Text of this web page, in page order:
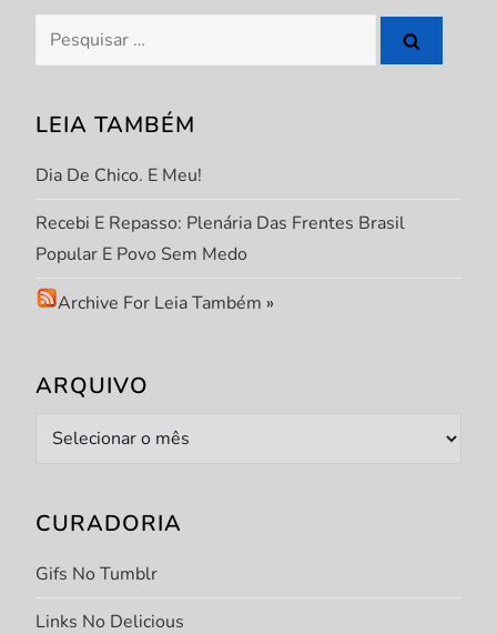
P
o
s
t
Pesquisar
por:
LEIA TAMBÉM
Dia De Chico. E Meu!
Recebi E Repasso: Plenária Das Frentes Brasil
Popular E Povo Sem Medo
Archive For Leia Também »
ARQUIVO
Arquivo
CURADORIA
Gifs No Tumblr
Links No Delicious